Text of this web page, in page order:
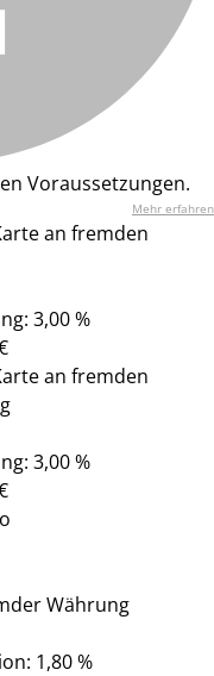
Voraussetzungen.
Mehr erfahren
an fremden
3,00 %
an fremden
3,00 %
Währung
1,80 %